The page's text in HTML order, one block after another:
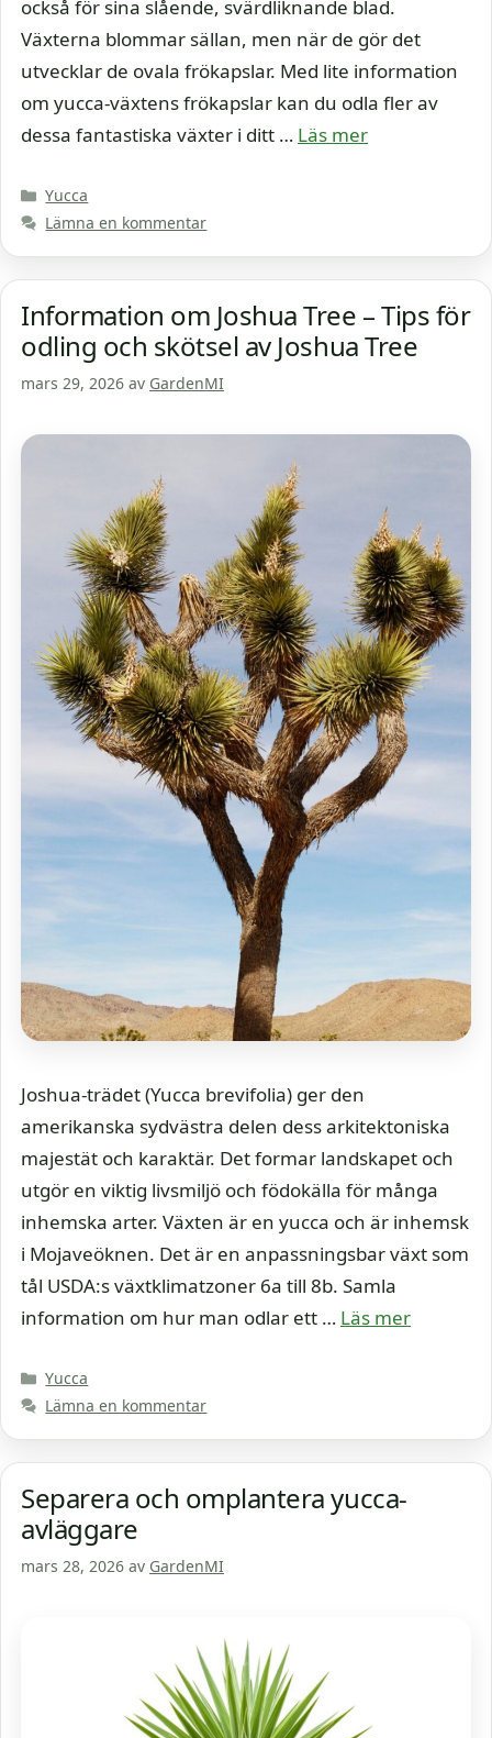
också för sina slående, svärdliknande blad.
Växterna blommar sällan, men när de gör det
utvecklar de ovala frökapslar. Med lite information
om yucca-växtens frökapslar kan du odla fler av
dessa fantastiska växter i ditt … Läs mer
Kategorier
Yucca
Lämna en kommentar
Information om Joshua Tree – Tips för
odling och skötsel av Joshua Tree
mars 29, 2026 av GardenMI
Joshua-trädet (Yucca brevifolia) ger den
amerikanska sydvästra delen dess arkitektoniska
majestät och karaktär. Det formar landskapet och
utgör en viktig livsmiljö och födokälla för många
inhemska arter. Växten är en yucca och är inhemsk
i Mojaveöknen. Det är en anpassningsbar växt som
tål USDA:s växtklimatzoner 6a till 8b. Samla
information om hur man odlar ett … Läs mer
Kategorier
Yucca
Lämna en kommentar
Separera och omplantera yucca-
avläggare
mars 28, 2026 av GardenMI